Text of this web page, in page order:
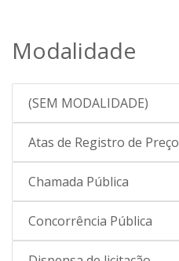
Modalidade
(SEM MODALIDADE)
Atas de Registro de Preço
Chamada Pública
Concorrência Pública